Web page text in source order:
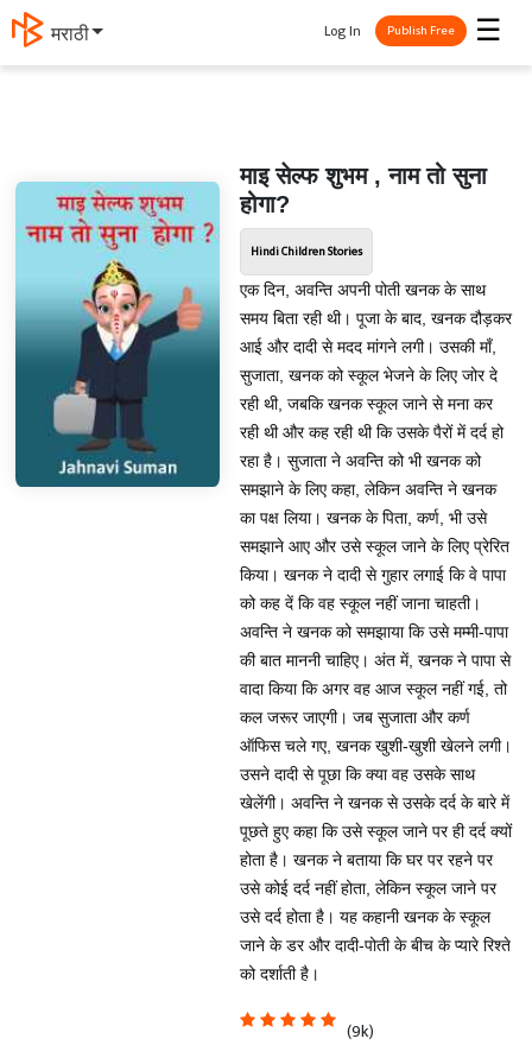
मराठी ☰
Log In Publish Free
माइ सेल्फ शुभम , नाम तो सुना
होगा?
Hindi Children Stories
एक दिन, अवन्ति अपनी पोती खनक के साथ
समय बिता रही थी। पूजा के बाद, खनक दौड़कर
आई और दादी से मदद मांगने लगी। उसकी माँ,
सुजाता, खनक को स्कूल भेजने के लिए जोर दे
रही थी, जबकि खनक स्कूल जाने से मना कर
रही थी और कह रही थी कि उसके पैरों में दर्द हो
रहा है। सुजाता ने अवन्ति को भी खनक को
समझाने के लिए कहा, लेकिन अवन्ति ने खनक
का पक्ष लिया। खनक के पिता, कर्ण, भी उसे
समझाने आए और उसे स्कूल जाने के लिए प्रेरित
किया। खनक ने दादी से गुहार लगाई कि वे पापा
को कह दें कि वह स्कूल नहीं जाना चाहती।
अवन्ति ने खनक को समझाया कि उसे मम्मी-पापा
की बात माननी चाहिए। अंत में, खनक ने पापा से
वादा किया कि अगर वह आज स्कूल नहीं गई, तो
कल जरूर जाएगी। जब सुजाता और कर्ण
ऑफिस चले गए, खनक खुशी-खुशी खेलने लगी।
उसने दादी से पूछा कि क्या वह उसके साथ
खेलेंगी। अवन्ति ने खनक से उसके दर्द के बारे में
पूछते हुए कहा कि उसे स्कूल जाने पर ही दर्द क्यों
होता है। खनक ने बताया कि घर पर रहने पर
उसे कोई दर्द नहीं होता, लेकिन स्कूल जाने पर
उसे दर्द होता है। यह कहानी खनक के स्कूल
जाने के डर और दादी-पोती के बीच के प्यारे रिश्ते
को दर्शाती है।
(9k)